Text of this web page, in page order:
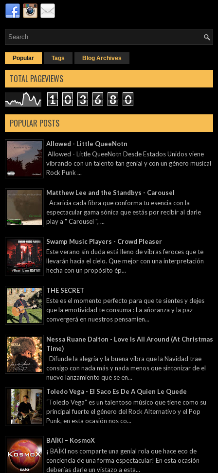
Popular Tags Blog Archives
TOTAL PAGEVIEWS
1 0 3 6 8 0
POPULAR POSTS
Allowed - Little QueeNotn
Allowed - Little QueeNotn Desde Estados Unidos viene
vibrando con un talento tan genial y con un género musical
Rock Punk ...
Matthew Lee and the Standbys - Carousel
Acaricia cada fibra que conforma tu esencia con la
espectacular gama sónica que estás por recibir al darle
play a " Carousel ", ...
Swamp Music Players - Crowd Pleaser
Este verano sin duda está lleno de vibras feroces que te
llevarán hacia el cielo. Que mejor con una interpretación
hecha con un propósito ép...
THE SECRET
Este es el momento perfecto para que te sientes y dejes
que la emotividad te consuma : La añoranza y la paz
convergerá en nuestros pensamien...
Nessa Ruane Dalton - Love Is All Around (At Christmas
Time)
Difunde la alegría y la buena vibra que la Navidad trae
consigo con nada más y nada menos que sintonizar de el
nuevo lanzamiento que se en...
Toledo Vega - El Saco Es De A Quien Le Quede
“Toledo Vega” es un talentoso músico que tiene como su
principal fuerte el género del Rock Alternativo y el Pop
Punk, en esta ocasión nos co...
BAÏKI – KosmoX
¡ BAÏKI nos comparte una genial rola que hace eco de
conciencia de una forma espectacular! En esta ocasión
deberías darle un vistazo a esta...